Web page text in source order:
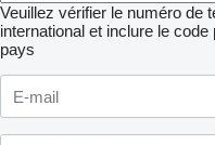
Veuillez vérifier le numéro de
international et inclure le code
pays